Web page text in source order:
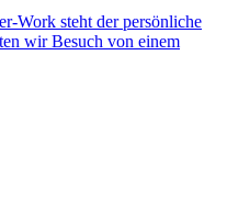
Work steht der persönliche
wir Besuch von einem